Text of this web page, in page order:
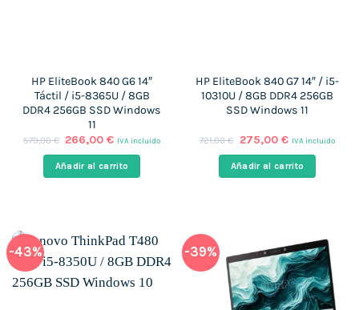
HP EliteBook 840 G6 14″
Táctil / i5-8365U / 8GB
DDR4 256GB SSD Windows
11
579,00€ El
original
era:
266,00€El
actual
es:
IVA incluido
Añadir al carrito
HP EliteBook 840 G7 14″ / i5-
10310U / 8GB DDR4 256GB
SSD Windows 11
721,00€
El
original
era:
275,00 €El
actual
es:
IVA incluido
Añadir al carrito
-43% -39%